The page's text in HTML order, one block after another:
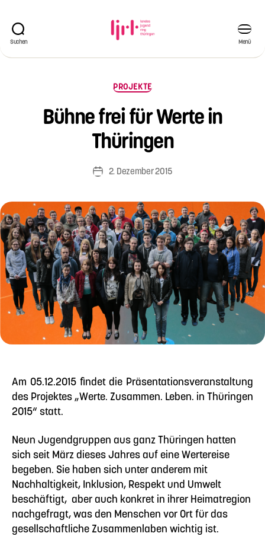
Suchen
Thüringen
Menü
Kategorien
PROJEKTE
Bühne frei für Werte in
Thüringen
Beitragsautor
n
m
n
ei
s
e
Veröffentlichungsdatum
2. Dezember 2015
Am 05.12.2015 findet die Präsentationsveranstaltung
des Projektes „Werte. Zusammen. Leben. in Thüringen
2015“ statt.
Neun Jugendgruppen aus ganz Thüringen hatten
sich seit März dieses Jahres auf eine Wertereise
begeben. Sie haben sich unter anderem mit
Nachhaltigkeit, Inklusion, Respekt und Umwelt
beschäftigt, aber auch konkret in ihrer Heimatregion
nachgefragt, was den Menschen vor Ort für das
gesellschaftliche Zusammenlaben wichtig ist.